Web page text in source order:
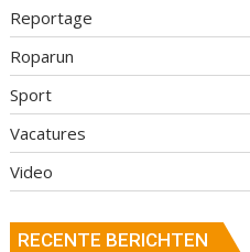
Reportage
Roparun
Sport
Vacatures
Video
RECENTE BERICHTEN